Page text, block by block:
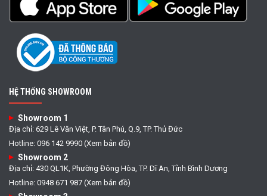
HỆ THỐNG SHOWROOM
Showroom 1
Địa chỉ: 629 Lê Văn Việt, P. Tân Phú, Q.9, TP. Thủ Đức
Hotline: 096 142 9990 (Xem bản đồ)
Showroom 2
Địa chỉ: 430 QL1K, Phường Đông Hòa, TP. Dĩ An, Tỉnh Bình Dương
Hotline: 0948 671 987 (Xem bản đồ)